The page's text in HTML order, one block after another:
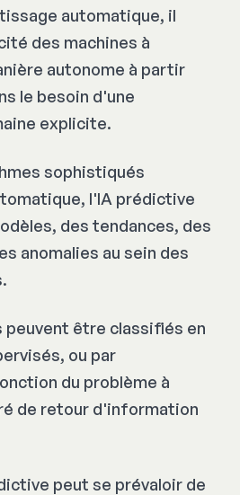
automatique, il
des machines à
autonome à partir
le besoin d'une
explicite.
sophistiqués
l'IA prédictive
des tendances, des
anomalies au sein des
être classifiés en
ou par
du problème à
de retour d'information
peut se prévaloir de